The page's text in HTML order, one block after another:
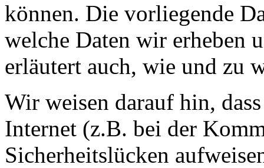
können. Die vorliegende
welche Daten wir erheben
erläutert auch, wie und zu
Wir weisen darauf hin,
Internet (z.B. bei der
Sicherheitslücken